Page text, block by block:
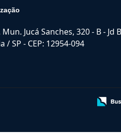
Mun. Jucá Sanches, 320 - B - Jd
/ SP - CEP: 12954-094